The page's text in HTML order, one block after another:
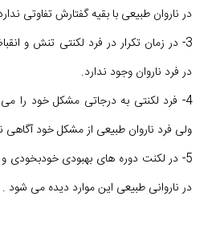
در ناروان طبیعی با بقیه گفتارش تفاوتی
3- در زمان تکرار در فرد لکنتی تنش و
در فرد ناروان وجود ندارد.
4- فرد لکنتی به درجاتی مشکل خود را
ولی فرد ناروان طبیعی از مشکل خود آگاهی
5- در لکنت دوره های بهبودی
در ناروانی طبیعی این موارد دیده می شود .